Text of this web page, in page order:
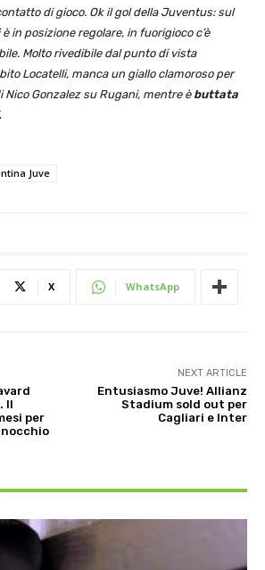
di gioco. Ok il gol della Juventus: sul
in posizione regolare, in fuorigioco c’è
Molto rivedibile dal punto di vista
Locatelli, manca un giallo clamoroso per
Gonzalez su Rugani, mentre è buttata
Juve
X WhatsApp
Il
per
NEXT ARTICLE
Entusiasmo Juve! Allianz
Stadium sold out per
Cagliari e Inter